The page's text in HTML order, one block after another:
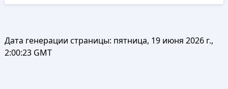
Дата генерации страницы: пятница, 19 июня 2026 г.,
2:00:23 GMT